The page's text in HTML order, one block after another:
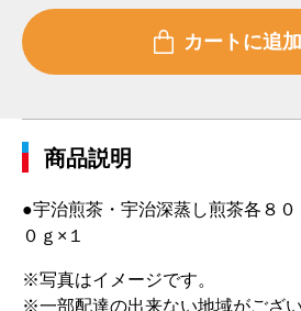
商品説明
●宇治煎茶・宇治深蒸し煎茶各８０
０ｇ×１
※写真はイメージです。
※一部配達の出来ない地域がござ